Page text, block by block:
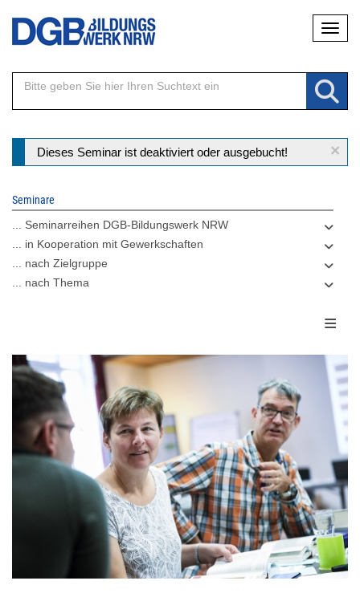
Direkt
Inhalt
×
Statusmeldung
Dieses Seminar ist deaktiviert oder ausgebucht!
Seminare
... Seminarreihen DGB-Bildungswerk NRW
... in Kooperation mit Gewerkschaften
... nach Zielgruppe
... nach Thema